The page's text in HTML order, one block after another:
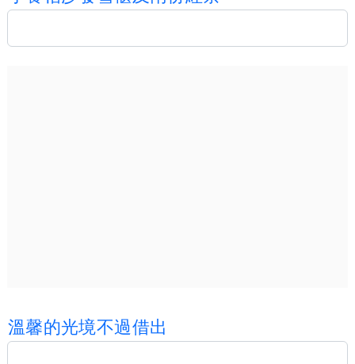
溫馨的光境不過借出